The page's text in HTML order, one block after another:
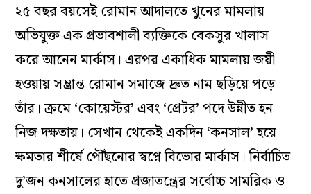
২৫ বছর বয়সেই রোমান আদালতে খুনের মামলায়
অভিযুক্ত এক প্রভাবশালী ব্যক্তিকে বেকসুর খালাস
করে আনেন মার্কাস। এরপর একাধিক মামলায় জয়ী
হওয়ায় সম্ভ্রান্ত রোমান সমাজে দ্রুত নাম ছড়িয়ে পড়ে
তাঁর। ক্রমে ‘কোয়েস্টর’ এবং ‘প্রেটর’ পদে উন্নীত হন
নিজ দক্ষতায়। সেখান থেকেই একদিন ‘কনসাল’ হয়ে
ক্ষমতার শীর্ষে পৌঁছনোর স্বপ্নে বিভোর মার্কাস। নির্বাচিত
দু’জন কনসালের হাতে প্রজাতন্ত্রের সর্বোচ্চ সামরিক ও